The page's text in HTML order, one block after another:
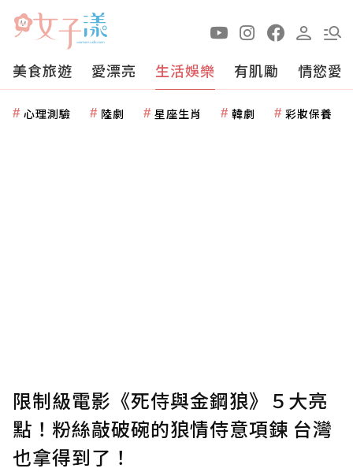
美食旅遊 愛漂亮 生活娛樂 有肌勵 情慾愛
心理測驗 陸劇 星座生肖 韓劇 彩妝保養
限制級電影《死侍與金鋼狼》５大亮
點！粉絲敲破碗的狼情侍意項鍊 台灣
也拿得到了！